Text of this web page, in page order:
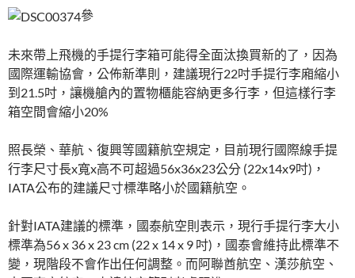
參
未來帶上飛機的手提行李箱可能得全面汰換買新的了，因為
國際運輸協會，公佈新準則，建議現行22吋手提行李廂縮小
到21.5吋，讓機艙內的置物櫃能容納更多行李，但這樣行李
箱空間會縮小20%
照長榮、華航、復興等國籍航空規定，目前現行國際線手提
行李尺寸長x寬x高不可超過56x36x23公分 (22x14x9吋)，
IATA公布的建議尺寸標準略小於國籍航空。
針對IATA建議的標準，國泰航空則表示，現行手提行李大小
標準為56 x 36 x 23 cm (22 x 14 x 9 吋)，國泰會維持此標準不
變，現階段不會作出任何調整。而阿聯酋航空、漢莎航空、